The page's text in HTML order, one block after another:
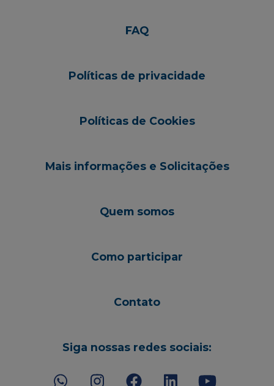
FAQ
Políticas de privacidade
Políticas de Cookies
Mais informações e Solicitações
Quem somos
Como participar
Contato
Siga nossas redes sociais: